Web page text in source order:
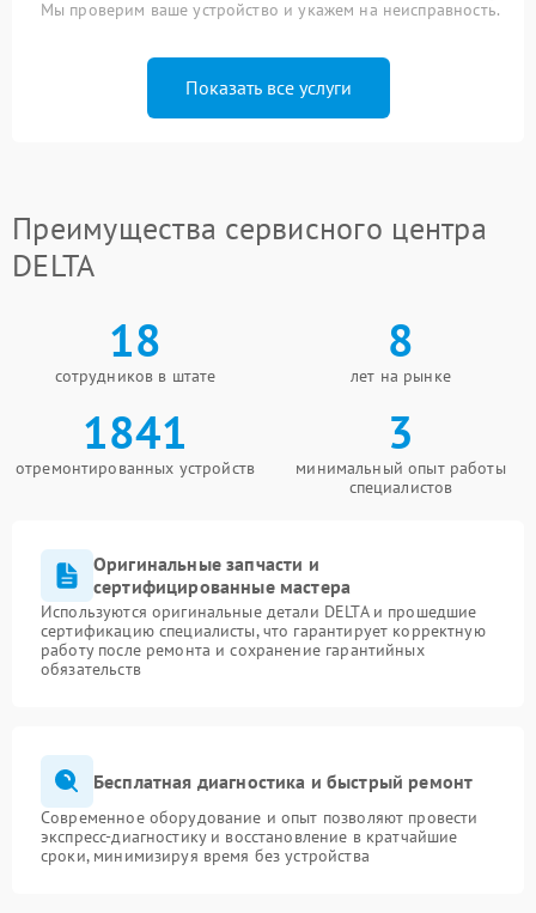
Мы проверим ваше устройство и укажем на неисправность.
Показать все услуги
Преимущества сервисного центра
DELTA
18
сотрудников в штате
8
лет на рынке
1841
отремонтированных устройств
3
минимальный опыт работы
специалистов
Оригинальные запчасти и
сертифицированные мастера
Используются оригинальные детали DELTA и прошедшие
сертификацию специалисты, что гарантирует корректную
работу после ремонта и сохранение гарантийных
обязательств
Бесплатная диагностика и быстрый ремонт
Современное оборудование и опыт позволяют провести
экспресс-диагностику и восстановление в кратчайшие
сроки, минимизируя время без устройства